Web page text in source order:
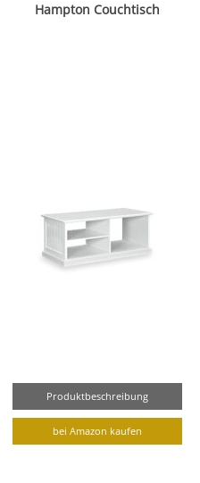
Hampton Couchtisch
Produktbeschreibung
bei Amazon kaufen